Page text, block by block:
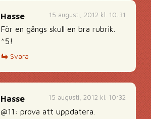
15 augusti, 2012 kl. 10:31
Hasse
För en gångs skull en bra rubrik.
^5!
Svara
15 augusti, 2012 kl. 10:32
Hasse
@11: prova att uppdatera.